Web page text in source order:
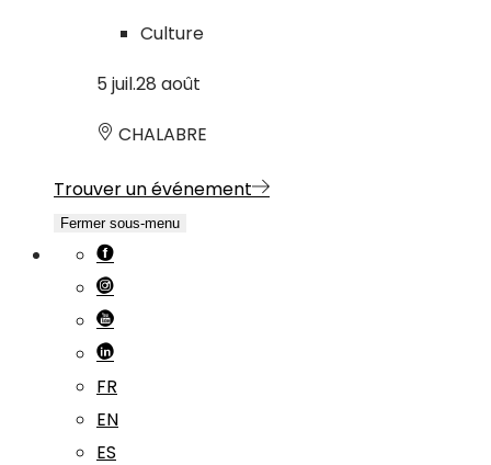
Culture
5 juil.28 août
CHALABRE
Trouver un événement
Fermer sous-menu
FR
EN
ES